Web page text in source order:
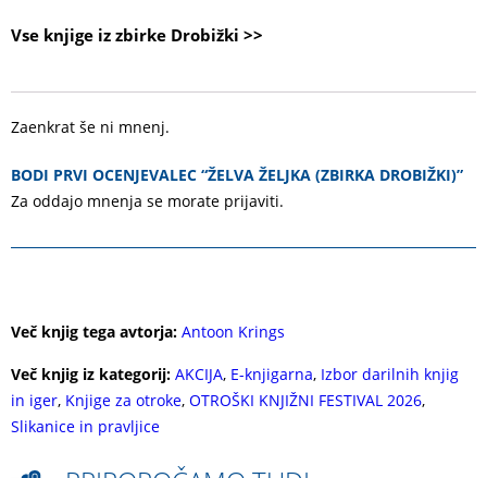
Vse knjige iz zbirke Drobižki >>
Zaenkrat še ni mnenj.
BODI PRVI OCENJEVALEC “ŽELVA ŽELJKA (ZBIRKA DROBIŽKI)”
Za oddajo mnenja se morate prijaviti.
Več knjig tega avtorja: Antoon Krings
Več knjig iz kategorij: AKCIJA, E-knjigarna, Izbor darilnih knjig
in iger, Knjige za otroke, OTROŠKI KNJIŽNI FESTIVAL 2026,
Slikanice in pravljice